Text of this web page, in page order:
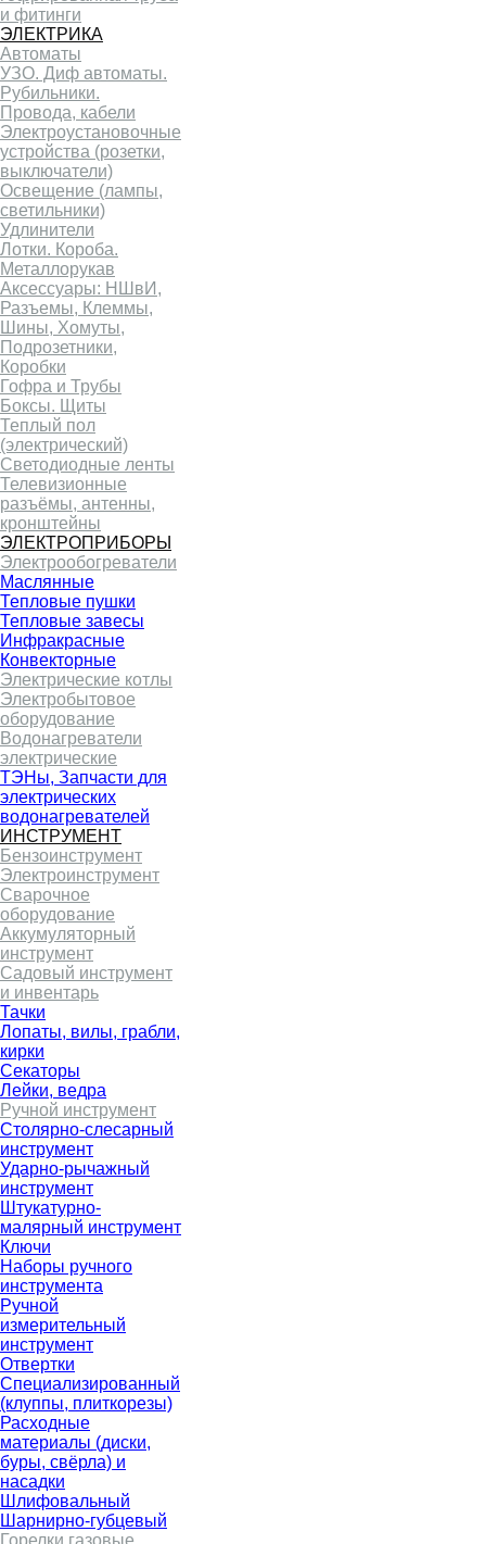
и фитинги
ЭЛЕКТРИКА
Автоматы
УЗО. Диф автоматы.
Рубильники.
Провода, кабели
Электроустановочные
устройства (розетки,
выключатели)
Освещение (лампы,
светильники)
Удлинители
Лотки. Короба.
Металлорукав
Аксессуары: НШвИ,
Разъемы, Клеммы,
Шины, Хомуты,
Подрозетники,
Коробки
Гофра и Трубы
Боксы. Щиты
Теплый пол
(электрический)
Светодиодные ленты
Телевизионные
разъёмы, антенны,
кронштейны
ЭЛЕКТРОПРИБОРЫ
Электрообогреватели
Маслянные
Тепловые пушки
Тепловые завесы
Инфракрасные
Конвекторные
Электрические котлы
Электробытовое
оборудование
Водонагреватели
электрические
ТЭНы, Запчасти для
электрических
водонагревателей
ИНСТРУМЕНТ
Бензоинструмент
Электроинструмент
Сварочное
оборудование
Аккумуляторный
инструмент
Садовый инструмент
и инвентарь
Тачки
Лопаты, вилы, грабли,
кирки
Секаторы
Лейки, ведра
Ручной инструмент
Столярно-слесарный
инструмент
Ударно-рычажный
инструмент
Штукатурно-
малярный инструмент
Ключи
Наборы ручного
инструмента
Ручной
измерительный
инструмент
Отвертки
Специализированный
(клуппы, плиткорезы)
Расходные
материалы (диски,
буры, свёрла) и
насадки
Шлифовальный
Шарнирно-губцевый
Горелки газовые